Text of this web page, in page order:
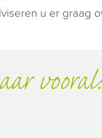
u er graag
vooral: